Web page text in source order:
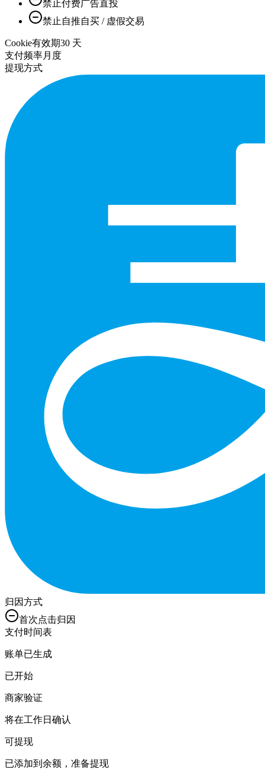
禁止付费广告直投
禁止自推自买 / 虚假交易
Cookie有效期30 天
支付频率月度
提现方式
归因方式
首次点击归因
支付时间表
账单已生成
已开始
商家验证
将在工作日确认
可提现
已添加到余额，准备提现